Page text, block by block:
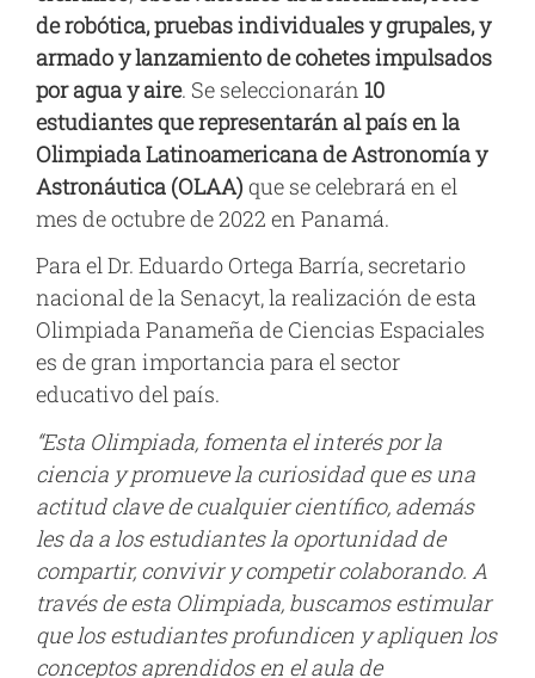
de robótica, pruebas individuales y grupales, y
armado y lanzamiento de cohetes impulsados
por agua y aire. Se seleccionarán 10
estudiantes que representarán al país en la
Olimpiada Latinoamericana de Astronomía y
Astronáutica (OLAA) que se celebrará en el
mes de octubre de 2022 en Panamá.
Para el Dr. Eduardo Ortega Barría, secretario
nacional de la Senacyt, la realización de esta
Olimpiada Panameña de Ciencias Espaciales
es de gran importancia para el sector
educativo del país.
“Esta Olimpiada, fomenta el interés por la
ciencia y promueve la curiosidad que es una
actitud clave de cualquier científico, además
les da a los estudiantes la oportunidad de
compartir, convivir y competir colaborando. A
través de esta Olimpiada, buscamos estimular
que los estudiantes profundicen y apliquen los
conceptos aprendidos en el aula de